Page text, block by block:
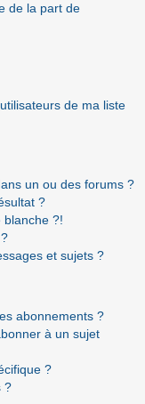
de la part de
de ma liste
un ou des forums ?
?
blanche ?!
et sujets ?
abonnements ?
à un sujet
?
?